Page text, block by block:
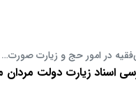
در امور حج و زیارت صورت…
اسناد زیارت دولت